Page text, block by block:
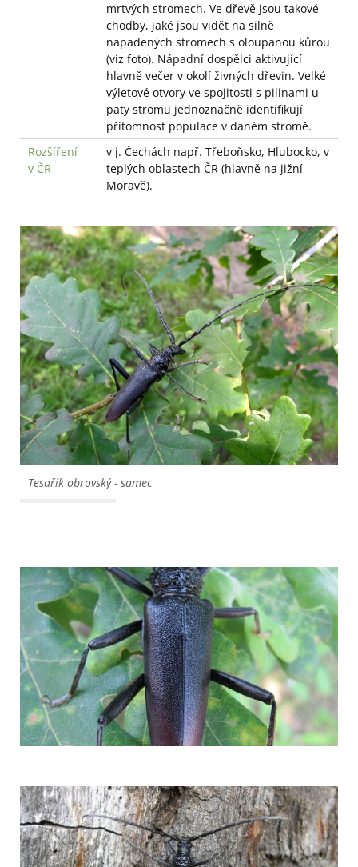
mrtvých stromech. Ve dřevě jsou takové
chodby, jaké jsou vidět na silně
napadených stromech s oloupanou kůrou
(viz foto). Nápadní dospělci aktivující
hlavně večer v okolí živných dřevin. Velké
výletové otvory ve spojitosti s pilinami u
paty stromu jednoznačně identifikují
přítomnost populace v daném stromě.
Rozšíření
v ČR
v j. Čechách např. Třeboňsko, Hlubocko, v
teplých oblastech ČR (hlavně na jižní
Moravě).
Tesařík obrovský - samec